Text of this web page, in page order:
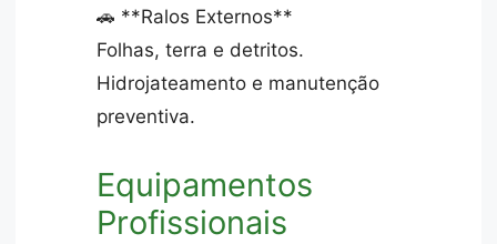
🚗 **Ralos Externos**
Folhas, terra e detritos.
Hidrojateamento e manutenção
preventiva.
Equipamentos
Profissionais